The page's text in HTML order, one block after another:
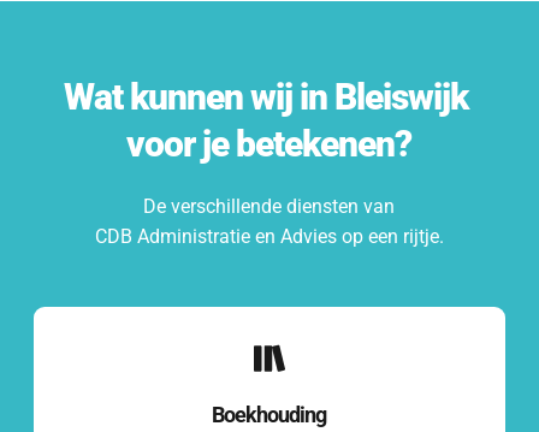
Wat kunnen wij in Bleiswijk
voor je betekenen?
De verschillende diensten van
CDB Administratie en Advies op een rijtje.
Boekhouding